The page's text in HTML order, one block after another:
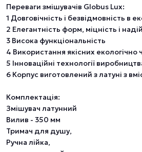
Переваги змішувачів Globus Lux:
1 Довговічність і безвідмовність в
2 Елегантність форм, міцність і
3 Висока функціональність
4 Використання якісних екологічно
5 Інноваційні технології
6 Корпус виготовлений з латуні з
Комплектація:
Змішувач латунний
Вилив - 350 мм
Тримач для душу,
Ручна лійка,